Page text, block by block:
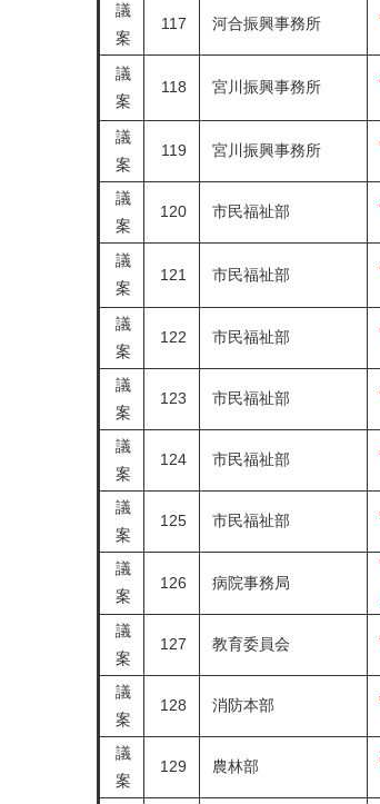
議
案
117 河合振興事務所
議
案
118 宮川振興事務所
議
案
119 宮川振興事務所
議
案
120 市民福祉部
議
案
121 市民福祉部
議
案
122 市民福祉部
議
案
123 ​市民福祉部
議
案
124 市民福祉部
議
案
125 市民福祉部
議
案
126 病院事務局
議
案
127 教育委員会
議
案
128 消防本部
議
案
129 農林部